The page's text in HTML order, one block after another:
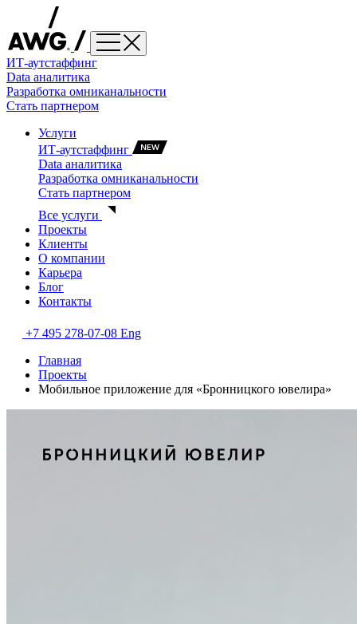
ИТ-аутстаффинг
Data аналитика
Разработка омниканальности
Стать партнером
Услуги
ИТ-аутстаффинг
Data аналитика
Разработка омниканальности
Стать партнером
Все услуги
Проекты
Клиенты
О компании
Карьера
Блог
Контакты
+7 495 278-07-08 Eng
Главная
Проекты
Мобильное приложение для «Бронницкого ювелира»